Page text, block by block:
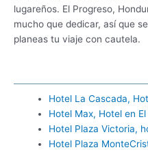
lugareños. El Progreso,
mucho que dedicar, así que
planeas tu viaje con cautela.
Hotel La Cascada,
Hotel Max, Hotel en
Hotel Plaza Victoria,
Hotel Plaza